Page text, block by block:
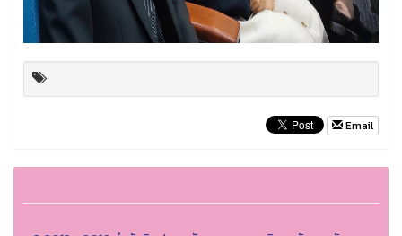
Email